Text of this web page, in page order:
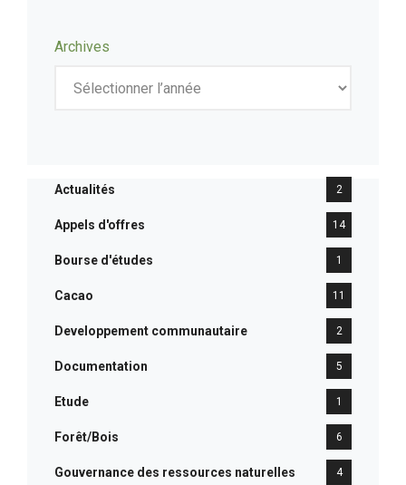
Archives
Actualités 2
Appels d'offres 14
Bourse d'études 1
Cacao 11
Developpement communautaire 2
Documentation 5
Etude 1
Forêt/Bois 6
Gouvernance des ressources naturelles 4